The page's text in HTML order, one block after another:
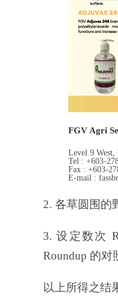
FGV Agri
Level 9 West,
Tel : +603-
Fax : +603-
E-mail :
2. 各草圆围的
3. 设定数次
Roundup 的对
以上所得之结